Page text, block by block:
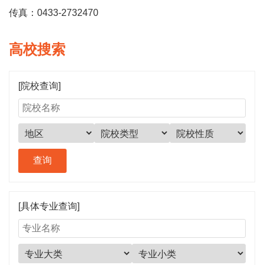
传真：0433-2732470
高校搜索
[院校查询]
[具体专业查询]